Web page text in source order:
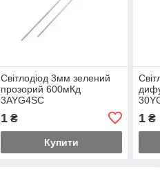
Світлодіод 3мм зелений
прозорий 600мКд
3AYG4SC
1₴
Купити
1 ₴